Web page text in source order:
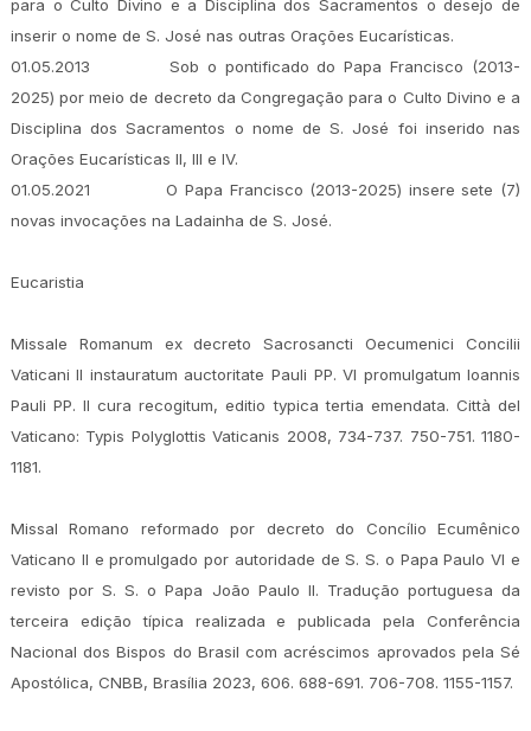
para o Culto Divino e a Disciplina dos Sacramentos o desejo de
inserir o nome de S. José nas outras Orações Eucarísticas.
01.05.2013
Sob o pontificado do Papa Francisco (2013-
2025) por meio de decreto da Congregação para o Culto Divino e a
Disciplina dos Sacramentos o nome de S. José foi inserido nas
Orações Eucarísticas II, III e IV.
01.05.2021
O Papa Francisco (2013-2025) insere sete (7)
novas invocações na Ladainha de S. José.
Eucaristia
Missale Romanum ex decreto Sacrosancti Oecumenici Concilii
Vaticani II instauratum auctoritate Pauli PP. VI promulgatum Ioannis
Pauli PP. II cura recogitum, editio typica tertia emendata. Città del
Vaticano: Typis Polyglottis Vaticanis 2008, 734-737. 750-751. 1180-
1181.
Missal Romano reformado por decreto do Concílio Ecumênico
Vaticano II e promulgado por autoridade de S. S. o Papa Paulo VI e
revisto por S. S. o Papa João Paulo II. Tradução portuguesa da
terceira edição típica realizada e publicada pela Conferência
Nacional dos Bispos do Brasil com acréscimos aprovados pela Sé
Apostólica, CNBB, Brasília 2023, 606. 688-691. 706-708. 1155-1157.